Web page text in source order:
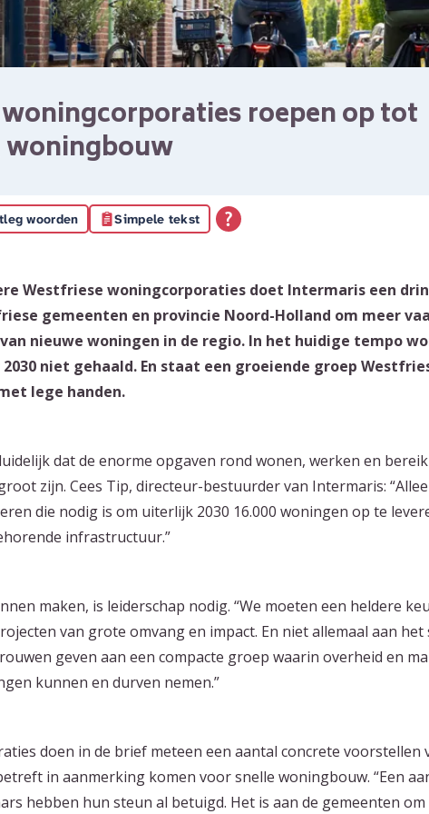
roepen op tot
woorden Simpele tekst
Westfriese woningcorporaties doet Intermaris een
gemeenten en provincie Noord-Holland om meer
nieuwe woningen in de regio. In het huidige tempo
niet gehaald. En staat een groeiende groep
lege handen.
dat de enorme opgaven rond wonen, werken en
zijn. Cees Tip, directeur-bestuurder van Intermaris:
die nodig is om uiterlijk 2030 16.000 woningen op te
infrastructuur.”
maken, is leiderschap nodig. “We moeten een heldere
van grote omvang en impact. En niet allemaal aan
geven aan een compacte groep waarin overheid en
kunnen en durven nemen.”
doen in de brief meteen een aantal concrete voorstellen
in aanmerking komen voor snelle woningbouw. “Een
hebben hun steun al betuigd. Het is aan de gemeenten om